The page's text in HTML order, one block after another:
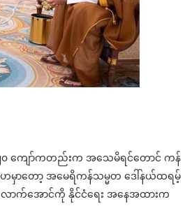
၀ ကျော်ကတည်းက အသေမိရင်တောင် ကန်
မှာတော့ အမေရိကန်သမ္မတ ဒေါ်နယ်ထရမ့်
ာက်အောင်ကို နိုင်ငံရေး အနေအထားက